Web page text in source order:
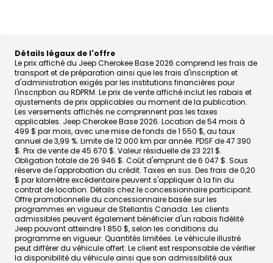
Détails légaux de l'offre
Le prix affiché du Jeep Cherokee Base 2026 comprend les frais de
transport et de préparation ainsi que les frais d'inscription et
d'administration exigés par les institutions financières pour
l'inscription au RDPRM. Le prix de vente affiché inclut les rabais et
ajustements de prix applicables au moment de la publication.
Les versements affichés ne comprennent pas les taxes
applicables. Jeep Cherokee Base 2026. Location de 54 mois à
499 $ par mois, avec une mise de fonds de 1 550 $, au taux
annuel de 3,99 %. Limite de 12 000 km par année. PDSF de 47 390
$. Prix de vente de 45 670 $. Valeur résiduelle de 23 221 $.
Obligation totale de 26 946 $. Coût d'emprunt de 6 047 $. Sous
réserve de l'approbation du crédit. Taxes en sus. Des frais de 0,20
$ par kilomètre excédentaire peuvent s'appliquer à la fin du
contrat de location. Détails chez le concessionnaire participant.
Offre promotionnelle du concessionnaire basée sur les
programmes en vigueur de Stellantis Canada. Les clients
admissibles peuvent également bénéficier d'un rabais fidélité
Jeep pouvant atteindre 1 850 $, selon les conditions du
programme en vigueur. Quantités limitées. Le véhicule illustré
peut différer du véhicule offert. Le client est responsable de vérifier
la disponibilité du véhicule ainsi que son admissibilité aux